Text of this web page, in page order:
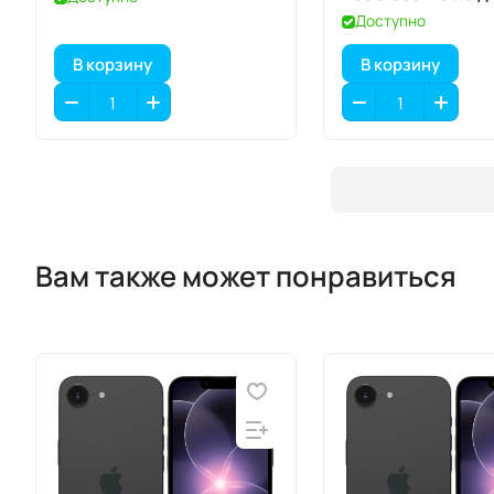
В корзину
iPhone 17 Pro
Доступно
В корзину
Вам также может понравиться